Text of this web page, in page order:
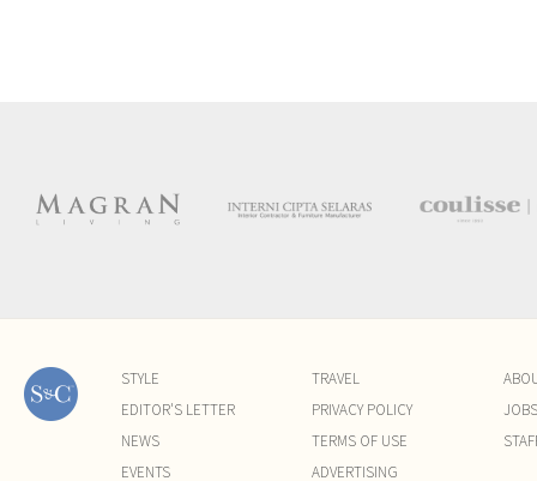
STYLE
EDITOR'S LETTER
NEWS
EVENTS
TRAVEL
PRIVACY POLICY
TERMS OF USE
ADVERTISING
JOBS